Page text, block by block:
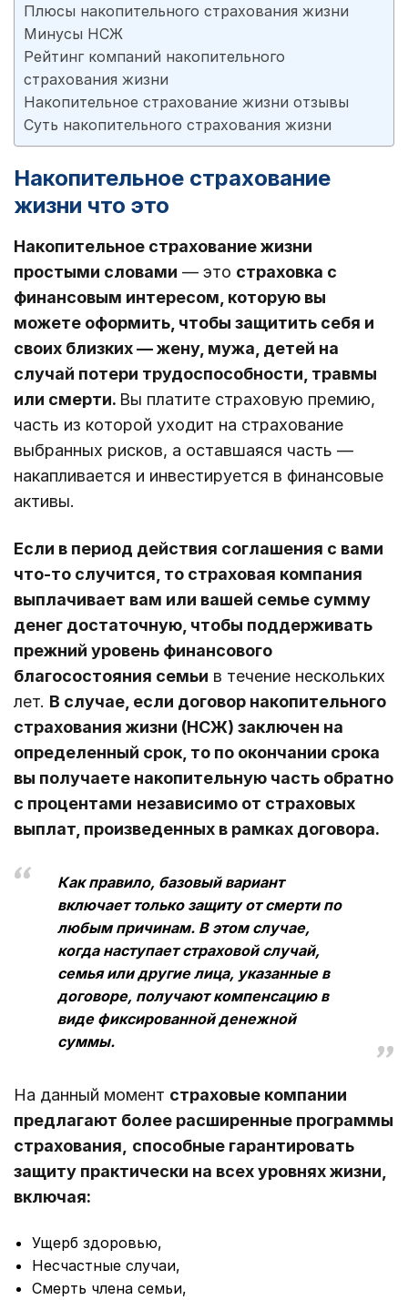
Плюсы накопительного страхования жизни
Минусы НСЖ
Рейтинг компаний накопительного
страхования жизни
Накопительное страхование жизни отзывы
Суть накопительного страхования жизни
Накопительное страхование
жизни что это
Накопительное страхование жизни
простыми словами — это страховка с
финансовым интересом, которую вы
можете оформить, чтобы защитить себя и
своих близких — жену, мужа, детей на
случай потери трудоспособности, травмы
или смерти. Вы платите страховую премию,
часть из которой уходит на страхование
выбранных рисков, а оставшаяся часть —
накапливается и инвестируется в финансовые
активы.
Если в период действия соглашения с вами
что-то случится, то страховая компания
выплачивает вам или вашей семье сумму
денег достаточную, чтобы поддерживать
прежний уровень финансового
благосостояния семьи в течение нескольких
лет. В случае, если договор накопительного
страхования жизни (НСЖ) заключен на
определенный срок, то по окончании срока
вы получаете накопительную часть обратно
с процентами независимо от страховых
выплат, произведенных в рамках договора.
Как правило, базовый вариант
включает только защиту от смерти по
любым причинам. В этом случае,
когда наступает страховой случай,
семья или другие лица, указанные в
договоре, получают компенсацию в
виде фиксированной денежной
суммы.
На данный момент страховые компании
предлагают более расширенные программы
страхования,
способные гарантировать
защиту практически на всех уровнях жизни,
включая:
Ущерб здоровью,
Несчастные случаи,
Смерть члена семьи,